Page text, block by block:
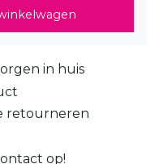
in huis
retourneren
op!